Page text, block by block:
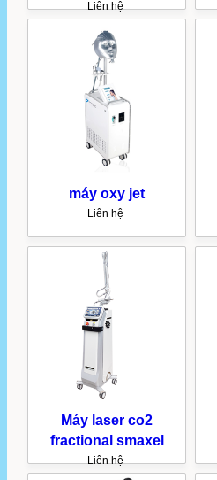
Liên hệ
máy oxy jet
Liên hệ
Máy laser co2
fractional smaxel
Liên hệ